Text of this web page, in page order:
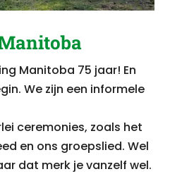
Manitoba 75 jaar! En
We zijn een informele
ceremonies, zoals het
en ons groepslied.Wel
dat merk je vanzelf wel.